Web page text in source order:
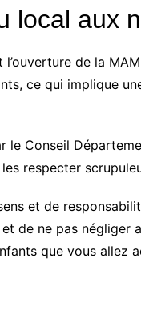
local aux
de la
ce qui implique
Conseil
respecter
et de
de ne pas négliger
que vous allez